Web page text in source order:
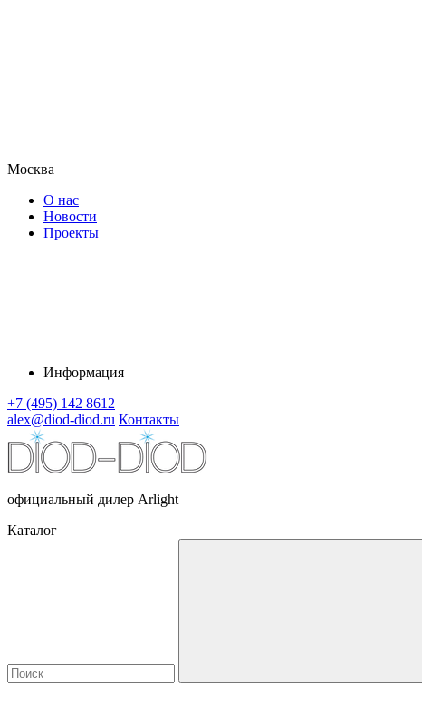
Москва
О нас
Новости
Проекты
Информация
+7 (495) 142 8612
alex@diod-diod.ru Контакты
официальный дилер Arlight
Каталог